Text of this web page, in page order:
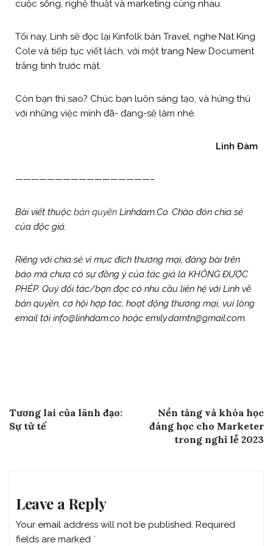
cuộc sống, nghệ thuật và marketing cùng nhau.
Tối nay, Linh sẽ đọc lại Kinfolk bản Travel, nghe Nat King
Cole và tiếp tục viết lách, với một trang New Document
trắng tinh trước mặt.
Còn bạn thì sao? Chúc bạn luôn sáng tạo, và hứng thú
với những việc mình đã- đang-sẽ làm nhé.
Linh Đàm
—————————————————–
Bài viết thuộc bản quyền Linhdam.Co. Chào đón chia sẻ
của độc giả.
Riêng với chia sẻ vì mục đích thương mại, đăng bài trên
báo mà chưa có sự đồng ý của tác giả là KHÔNG ĐƯỢC
PHÉP. Quý đối tác/bạn đọc có nhu cầu liên hệ với Linh về
bản quyền, cơ hội hợp tác, hoạt động thương mại, vui lòng
email tới info@linhdam.co hoặc emily.damtn@gmail.com.
Post
navigation
Tương lai của lãnh đạo:
Sự tử tế
Nền tảng và khóa học
đáng học cho Marketer
trong nghỉ lễ 2023
Leave a Reply
Your email address will not be published. Required
fields are marked *